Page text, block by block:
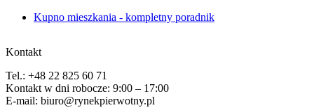
Kupno mieszkania - kompletny poradnik
Kontakt
Tel.: +48 22 825 60 71
Kontakt w dni robocze: 9:00 – 17:00
E-mail: biuro@rynekpierwotny.pl